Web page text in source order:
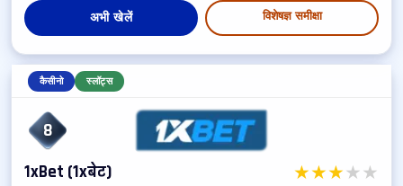
अभी खेलें विशेषज्ञ समीक्षा
कैसीनो स्लॉट्स
8
1xBet (1xबेट) ★★★★ ★